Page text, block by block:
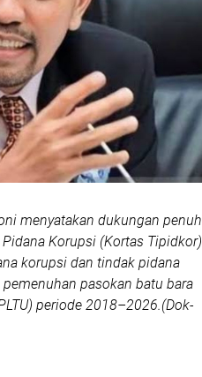
menyatakan dukungan penuh
Korupsi (Kortas Tipidkor)
korupsi dan tindak pidana
pasokan batu bara
periode 2018–2026.(Dok-